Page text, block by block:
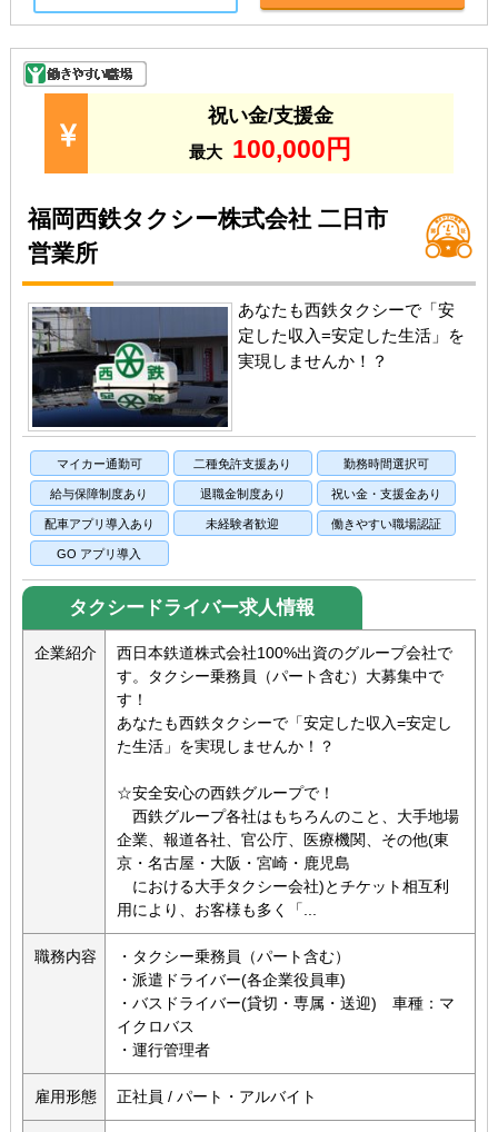
祝い金/支援金
最大 100,000円
福岡西鉄タクシー株式会社 二日市
営業所
あなたも西鉄タクシーで「安
定した収入=安定した生活」を
実現しませんか！？
マイカー通勤可 二種免許支援あり 勤務時間選択可
給与保障制度あり 退職金制度あり 祝い金・支援金あり
配車アプリ導入あり 未経験者歓迎 働きやすい職場認証
GO アプリ導入
タクシードライバー求人情報
企業紹介
西日本鉄道株式会社100%出資のグループ会社で
す。タクシー乗務員（パート含む）大募集中で
す！
あなたも西鉄タクシーで「安定した収入=安定し
た生活」を実現しませんか！？
☆安全安心の西鉄グループで！
西鉄グループ各社はもちろんのこと、大手地場
企業、報道各社、官公庁、医療機関、その他(東
京・名古屋・大阪・宮崎・鹿児島
における大手タクシー会社)とチケット相互利
用により、お客様も多く「...
職務内容
・タクシー乗務員（パート含む）
・派遣ドライバー(各企業役員車)
・バスドライバー(貸切・専属・送迎) 車種：マ
イクロバス
・運行管理者
雇用形態 正社員 / パート・アルバイト